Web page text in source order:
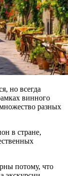
но всегда
винного
разных
потому, что